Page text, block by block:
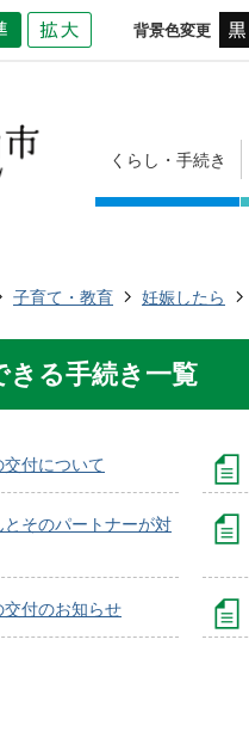
背景色変更
くらし・手続き
子育て・教育 妊娠したら
きる手続き一覧
付について
そのパートナーが対
付のお知らせ